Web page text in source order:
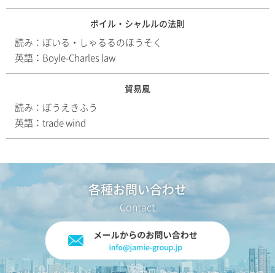
ボイル・シャルルの法則
読み： ぼいる・しゃるるのほうそく
英語： Boyle-Charles law
貿易風
読み： ぼうえきふう
英語： trade wind
各種お問い合わせ